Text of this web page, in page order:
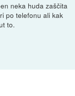
neka huda zaščita
po telefonu ali kak
to.